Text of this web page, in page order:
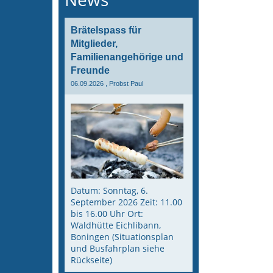
Brätelspass für
Mitglieder,
Familienangehörige und
Freunde
06.09.2026 , Probst Paul
Datum: Sonntag, 6.
September 2026 Zeit: 11.00
bis 16.00 Uhr Ort:
Waldhütte Eichlibann,
Boningen (Situationsplan
und Busfahrplan siehe
Rückseite)